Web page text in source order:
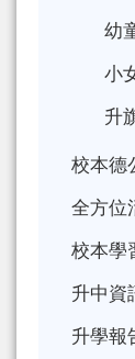
幼
小
升
校本德
全方位
校本學
升中資
升學報